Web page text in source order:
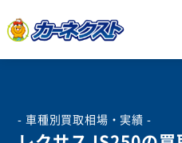
- 車種別買取相場・実績 -